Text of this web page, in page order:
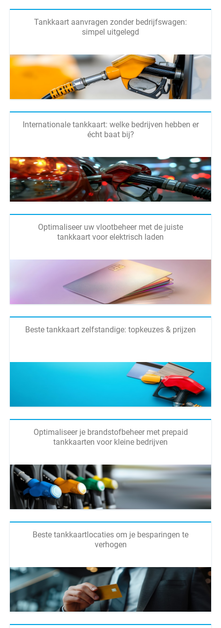
Tankkaart aanvragen zonder bedrijfswagen:
simpel uitgelegd
Internationale tankkaart: welke bedrijven hebben er
écht baat bij?
Optimaliseer uw vlootbeheer met de juiste
tankkaart voor elektrisch laden
Beste tankkaart zelfstandige: topkeuzes & prijzen
Optimaliseer je brandstofbeheer met prepaid
tankkaarten voor kleine bedrijven
Beste tankkaartlocaties om je besparingen te
verhogen